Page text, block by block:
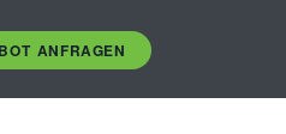
ANFRAGEN